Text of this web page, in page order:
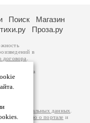
Поиск
Магазин
Проза.ру
в
договора
авторам
возможна
за
на
персональных данных
информацию о портале и